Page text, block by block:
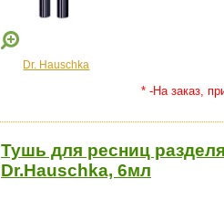
Dr. Hauschka
* -На заказ,
Тушь для ресниц
Dr.Hauschka, 6мл